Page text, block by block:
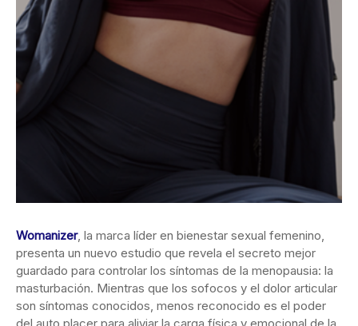
Womanizer, la marca líder en bienestar sexual femenino,
presenta un nuevo estudio que revela el secreto mejor
guardado para controlar los síntomas de la menopausia: la
masturbación. Mientras que los sofocos y el dolor articular
son síntomas conocidos, menos reconocido es el poder